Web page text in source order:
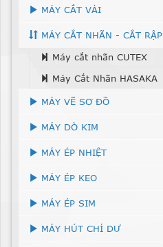
MÁY CẮT VẢI
MÁY CẮT NHÃN - CẮT RẬP
Máy cắt nhãn CUTEX
Máy Cắt Nhãn HASAKA
MÁY VẼ SƠ ĐỒ
MÁY DÒ KIM
MÁY ÉP NHIỆT
MÁY ÉP KEO
MÁY ÉP SIM
MÁY HÚT CHỈ DƯ